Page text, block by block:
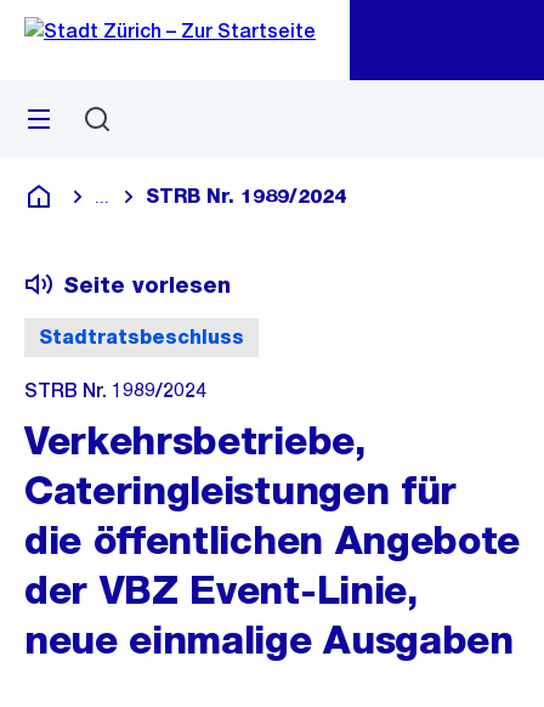
Navigation
Sprunglink
Menü
Deutsch
Blende alle Breadcrumbs ein
STRB Nr. 1989/2024
Stadtratsbeschluss
Seite vorlesen
STRB Nr. 1989/2024
Verkehrsbetriebe,
Cateringleistungen für
die öffentlichen Angebote
der VBZ Event-Linie,
neue einmalige Ausgaben